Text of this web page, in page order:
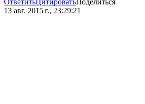
Ответить Цитировать Поделиться
13 авг. 2015 г., 23:29:21